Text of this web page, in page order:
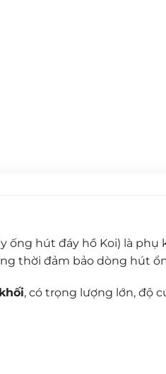
ống hút đáy hồ Koi) là
thời đảm bảo dòng hút
, có trọng lượng lớn, độ